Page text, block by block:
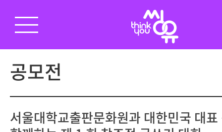
공모전
서울대학교출판문화원과 대한민국 대